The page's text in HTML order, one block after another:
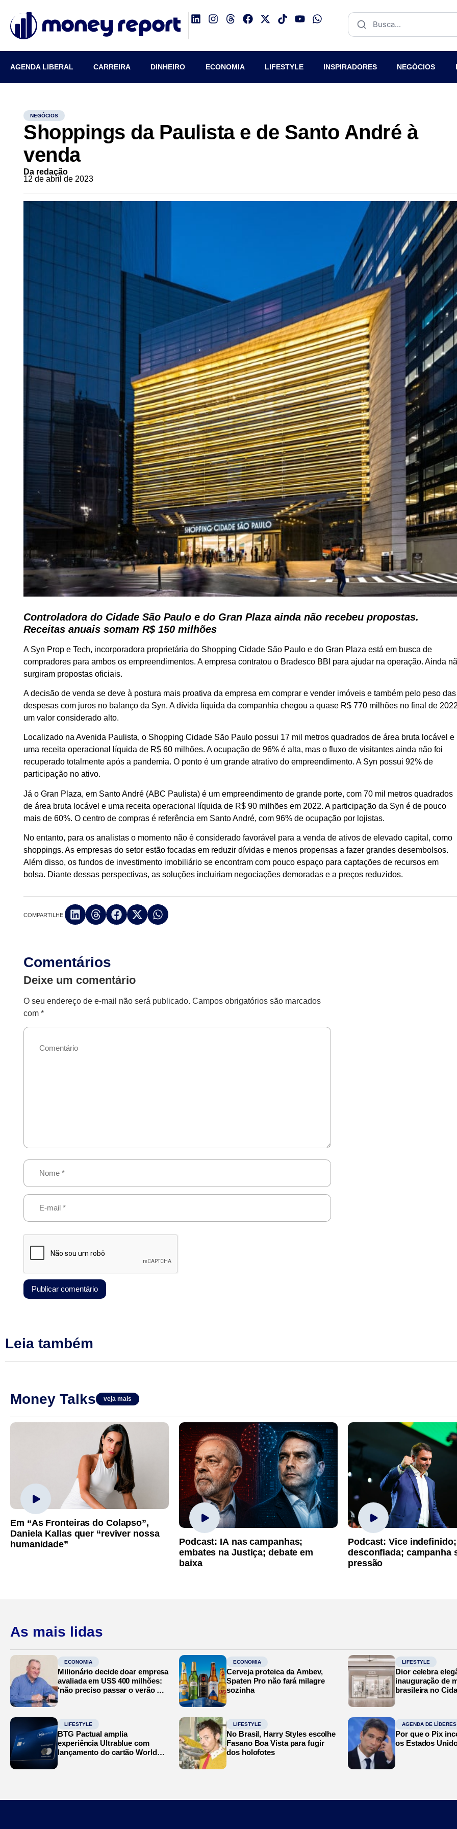
AGENDA LIBERAL CARREIRA DINHEIRO ECONOMIA LIFESTYLE INSPIRADORES NEGÓCIOS
NEGÓCIOS
Shoppings da Paulista e de Santo André à
venda
Da redação
12 de abril de 2023
Controladora do Cidade São Paulo e do Gran Plaza ainda não recebeu propostas.
Receitas anuais somam R$ 150 milhões
A Syn Prop e Tech, incorporadora proprietária do Shopping Cidade São Paulo e do Gran Plaza está em busca de
compradores para ambos os empreendimentos. A empresa contratou o Bradesco BBI para ajudar na operação. Ainda
surgiram propostas oficiais.
A decisão de venda se deve à postura mais proativa da empresa em comprar e vender imóveis e também pelo peso das
despesas com juros no balanço da Syn. A dívida líquida da companhia chegou a quase R$ 770 milhões no final de
um valor considerado alto.
Localizado na Avenida Paulista, o Shopping Cidade São Paulo possui 17 mil metros quadrados de área bruta locável e
uma receita operacional líquida de R$ 60 milhões. A ocupação de 96% é alta, mas o fluxo de visitantes ainda não foi
recuperado totalmente após a pandemia. O ponto é um grande atrativo do empreendimento. A Syn possui 92% de
participação no ativo.
Já o Gran Plaza, em Santo André (ABC Paulista) é um empreendimento de grande porte, com 70 mil metros quadrados
de área bruta locável e uma receita operacional líquida de R$ 90 milhões em 2022. A participação da Syn é de pouco
mais de 60%. O centro de compras é referência em Santo André, com 96% de ocupação por lojistas.
No entanto, para os analistas o momento não é considerado favorável para a venda de ativos de elevado capital, como
shoppings. As empresas do setor estão focadas em reduzir dívidas e menos propensas a fazer grandes desembolsos.
Além disso, os fundos de investimento imobiliário se encontram com pouco espaço para captações de recursos em
bolsa. Diante dessas perspectivas, as soluções incluiriam negociações demoradas e a preços reduzidos.
COMPARTILHE:
Comentários
Deixe um comentário
O seu endereço de e-mail não será publicado. Campos obrigatórios são marcados
com*
Leia também
Money Talks veja mais
Em “As Fronteiras do Colapso”,
Daniela Kallas quer “reviver nossa
humanidade”
Podcast: IA nas campanhas;
embates na Justiça; debate em
baixa
Podcast: Vice
desconfiada; campanha
pressão
As mais lidas
ECONOMIA
Milionário decide doar empresa
avaliada em US$ 400 milhões:
‘não preciso passar o verão no
ECONOMIA
Cerveja proteica da Ambev,
Spaten Pro não fará milagre
sozinha
LIFESTYLE
Dior celebra
inauguração de
brasileira no
LIFESTYLE
BTG Pactual amplia
experiência Ultrablue com
lançamento do cartão World
LIFESTYLE
No Brasil, Harry Styles escolhe
Fasano Boa Vista para fugir
dos holofotes
AGENDA DE LÍDERES
Por que o Pix
os Estados